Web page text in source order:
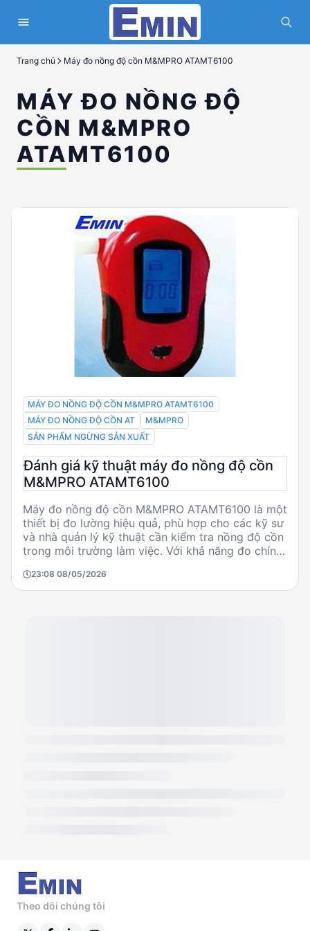
Trang chủ Máy đo nồng độ cồn M&MPRO ATAMT6100
MÁY ĐO NỒNG ĐỘ
CỒN M&MPRO
ATAMT6100
MÁY ĐO NỒNG ĐỘ CỒN M&MPRO ATAMT6100
MÁY ĐO NỒNG ĐỘ CỒN AT
M&MPRO
SẢN PHẨM NGỪNG SẢN XUẤT
Đánh giá kỹ thuật máy đo nồng độ cồn
M&MPRO ATAMT6100
Máy đo nồng độ cồn M&MPRO ATAMT6100 là một
thiết bị đo lường hiệu quả, phù hợp cho các kỹ sư
và nhà quản lý kỹ thuật cần kiểm tra nồng độ cồn
trong môi trường làm việc. Với khả năng đo chính
năng lượng, sản phẩm này mang lại sự tin cậy và
tiện lợi trong sử dụng. Tuy nhiên, cần lưu ý rằng
23:08 08/05/2026
Theo dõi chúng tôi